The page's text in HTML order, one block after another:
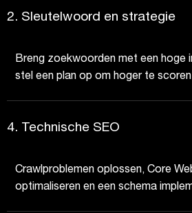
2. Sleutelwoord en strategie
Breng zoekwoorden met een hoge
stel een plan op om hoger te
4. Technische SEO
Crawlproblemen oplossen, Core
optimaliseren en een schema